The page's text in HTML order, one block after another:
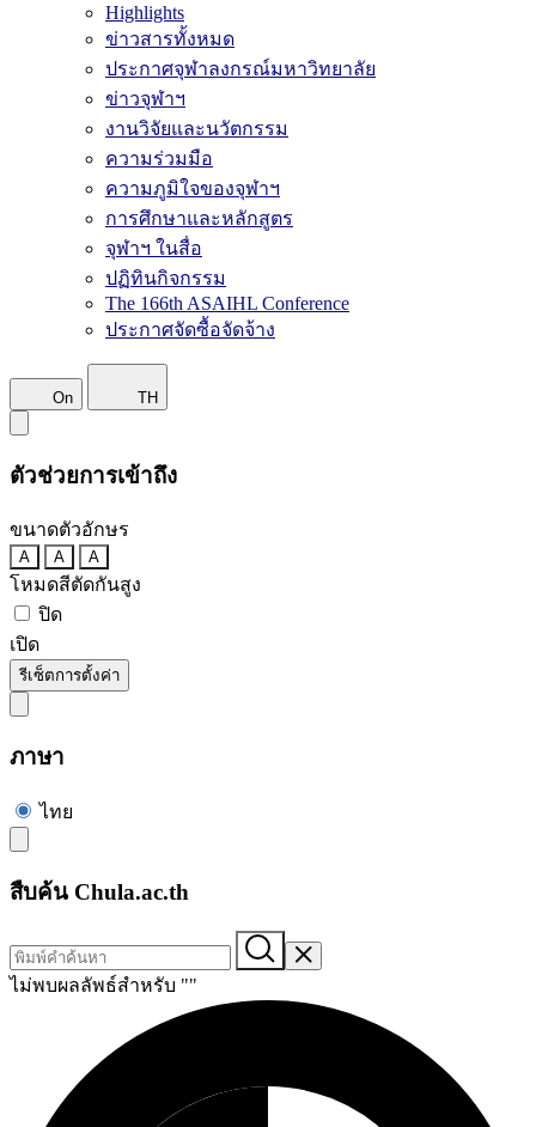
Highlights
ข่าวสารทั้งหมด
ประกาศจุฬาลงกรณ์มหาวิทยาลัย
ข่าวจุฬาฯ
งานวิจัยและนวัตกรรม
ความร่วมมือ
ความภูมิใจของจุฬาฯ
การศึกษาและหลักสูตร
จุฬาฯ ในสื่อ
ปฏิทินกิจกรรม
The 166th ASAIHL Conference
ประกาศจัดซื้อจัดจ้าง
On TH
ตัวช่วยการเข้าถึง
ขนาดตัวอักษร
A A A
โหมดสีตัดกันสูง
ปิด
เปิด
รีเซ็ตการตั้งค่า
ภาษา
ไทย
สืบค้น Chula.ac.th
ไม่พบผลลัพธ์สำหรับ ""